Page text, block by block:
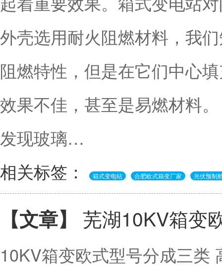
外壳选用耐火阻燃材料，我
阻燃特性，但是在它们中心
效果不佳，甚至是易燃材料
发现玻璃…
相关标签：
箱式变电站 合肥欧式箱变厂家 光伏预制
【文章】 芜湖10KV箱变
10KV箱变欧式型号分成三类